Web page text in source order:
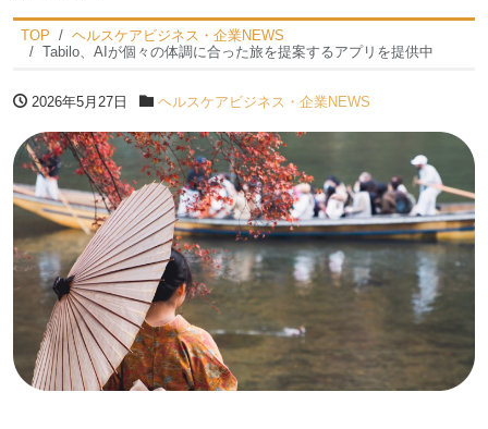
TOP
ヘルスケアビジネス・企業NEWS
Tabilo、AIが個々の体調に合った旅を提案するアプリを提供中
2026年5月27日 ヘルスケアビジネス・企業NEWS